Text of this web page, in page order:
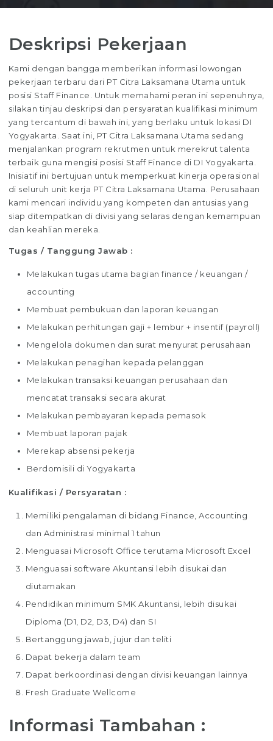
Deskripsi Pekerjaan
Kami dengan bangga memberikan informasi lowongan
pekerjaan terbaru dari PT Citra Laksamana Utama untuk
posisi Staff Finance. Untuk memahami peran ini sepenuhnya,
silakan tinjau deskripsi dan persyaratan kualifikasi minimum
yang tercantum di bawah ini, yang berlaku untuk lokasi DI
Yogyakarta. Saat ini, PT Citra Laksamana Utama sedang
menjalankan program rekrutmen untuk merekrut talenta
terbaik guna mengisi posisi Staff Finance di DI Yogyakarta.
Inisiatif ini bertujuan untuk memperkuat kinerja operasional
di seluruh unit kerja PT Citra Laksamana Utama. Perusahaan
kami mencari individu yang kompeten dan antusias yang
siap ditempatkan di divisi yang selaras dengan kemampuan
dan keahlian mereka.
Tugas / Tanggung Jawab :
Melakukan tugas utama bagian finance / keuangan /
accounting
Membuat pembukuan dan laporan keuangan
Melakukan perhitungan gaji + lembur + insentif (payroll)
Mengelola dokumen dan surat menyurat perusahaan
Melakukan penagihan kepada pelanggan
Melakukan transaksi keuangan perusahaan dan
mencatat transaksi secara akurat
Melakukan pembayaran kepada pemasok
Membuat laporan pajak
Merekap absensi pekerja
Berdomisili di Yogyakarta
Kualifikasi / Persyaratan :
Memiliki pengalaman di bidang Finance, Accounting
dan Administrasi minimal 1 tahun
Menguasai Microsoft Office terutama Microsoft Excel
Menguasai software Akuntansi lebih disukai dan
diutamakan
Pendidikan minimum SMK Akuntansi, lebih disukai
Diploma (D1, D2, D3, D4) dan SI
Bertanggung jawab, jujur dan teliti
Dapat bekerja dalam team
Dapat berkoordinasi dengan divisi keuangan lainnya
Fresh Graduate Wellcome
Informasi Tambahan :